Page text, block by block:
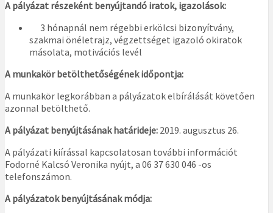
A pályázat részeként benyújtandó iratok, igazolások:
3 hónapnál nem régebbi erkölcsi bizonyítvány,
szakmai önéletrajz, végzettséget igazoló okiratok
másolata, motivációs levél
A munkakör betölthetőségének időpontja:
A munkakör legkorábban a pályázatok elbírálását követően
azonnal betölthető.
A pályázat benyújtásának határideje: 2019. augusztus 26.
A pályázati kiírással kapcsolatosan további információt
Fodorné Kalcsó Veronika nyújt, a 06 37 630 046 -os
telefonszámon.
A pályázatok benyújtásának módja: